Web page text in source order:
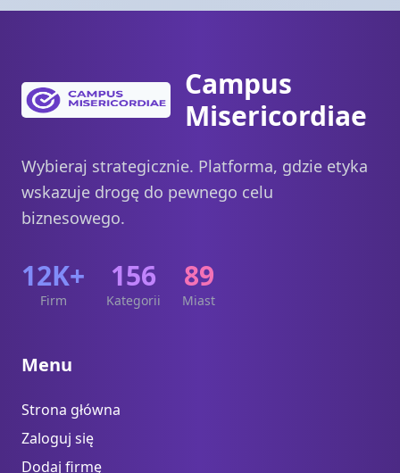
Campus
Misericordiae
Wybieraj strategicznie. Platforma, gdzie etyka
wskazuje drogę do pewnego celu
biznesowego.
12K+
Firm
156
Kategorii
89
Miast
Menu
Strona główna
Zaloguj się
Dodaj firmę